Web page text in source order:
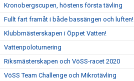
Kronobergscupen, höstens första tävling
Fullt fart framåt i både bassängen och luften!
Klubbmästerskapen i Öppet Vatten!
Vattenpoloturnering
Riksmästerskapen och VöSS-racet 2020
VöSS Team Challenge och Mikrotävling